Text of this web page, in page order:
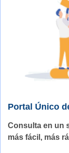
Portal Único
Consulta en un
más fácil, más